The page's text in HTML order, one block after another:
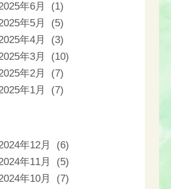
年6月 (1)
年5月 (5)
年4月 (3)
年3月 (10)
年2月 (7)
年1月 (7)
年12月 (6)
年11月 (5)
年10月 (7)